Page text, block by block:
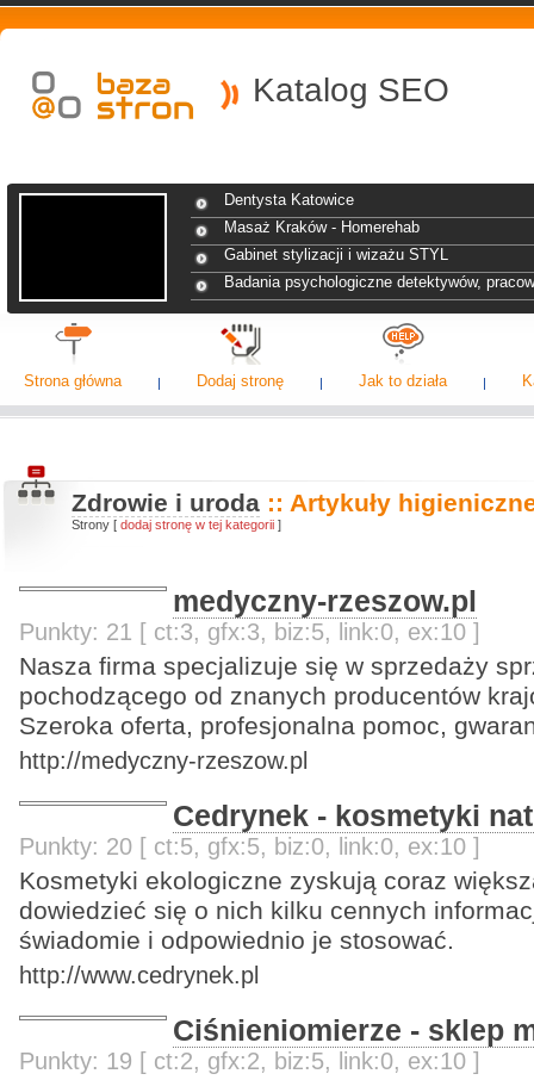
Katalog SEO
Dentysta Katowice
Masaż Kraków - Homerehab
Gabinet stylizacji i wizażu STYL
Badania psychologiczne detektywów,
Strona główna Dodaj stronę Jak to działa
Zdrowie i uroda :: Artykuły
Strony [ dodaj stronę w tej kategorii ]
medyczny-rzeszow.pl
Punkty: 21 [ ct:3, gfx:3, biz:5, link:0, ex:10 ]
Nasza firma specjalizuje się w sprzedaży
pochodzącego od znanych producentów
Szeroka oferta, profesjonalna pomoc,
http://medyczny-rzeszow.pl
Cedrynek - kosmetyki
Punkty: 20 [ ct:5, gfx:5, biz:0, link:0, ex:10 ]
Kosmetyki ekologiczne zyskują coraz
dowiedzieć się o nich kilku cennych
świadomie i odpowiednio je stosować.
http://www.cedrynek.pl
Ciśnieniomierze - sklep
Punkty: 19 [ ct:2, gfx:2, biz:5, link:0, ex:10 ]